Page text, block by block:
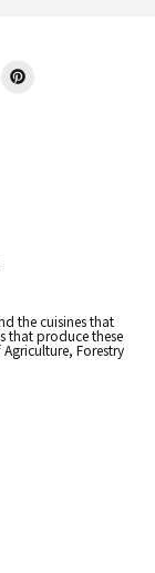
the cuisines that
that produce these
Forestry